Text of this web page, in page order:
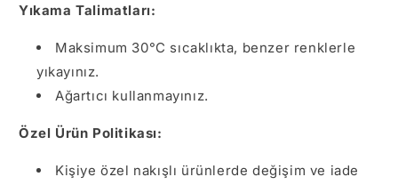
Yıkama Talimatları:
Maksimum 30°C sıcaklıkta, benzer renklerle
yıkayınız.
Ağartıcı kullanmayınız.
Özel Ürün Politikası:
Kişiye özel nakışlı ürünlerde değişim ve iade